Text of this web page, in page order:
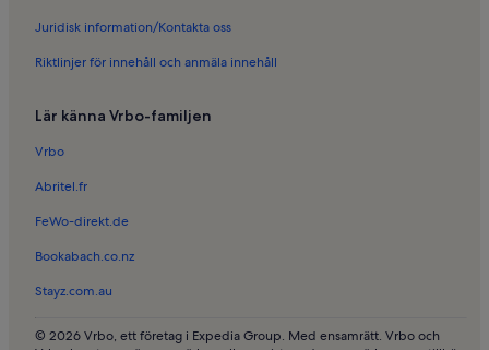
Semesterboenden i Anetz
Semesterboenden i Malville
Semesterboenden i Ancenis
Semesterboenden i La Chapelle-Heulin
Semesterboenden i Japansk trädgård
Semesterboenden i Pays de la Loire
Slott i Pays de la Loire
Juridisk information/Kontakta oss
Riktlinjer för innehåll och anmäla innehåll
Lär känna Vrbo-familjen
Vrbo
Abritel.fr
FeWo-direkt.de
Bookabach.co.nz
Stayz.com.au
© 2026 Vrbo, ett företag i Expedia Group. Med ensamrätt. Vrbo och